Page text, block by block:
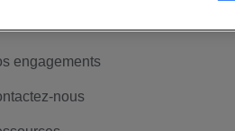
engagements
nous